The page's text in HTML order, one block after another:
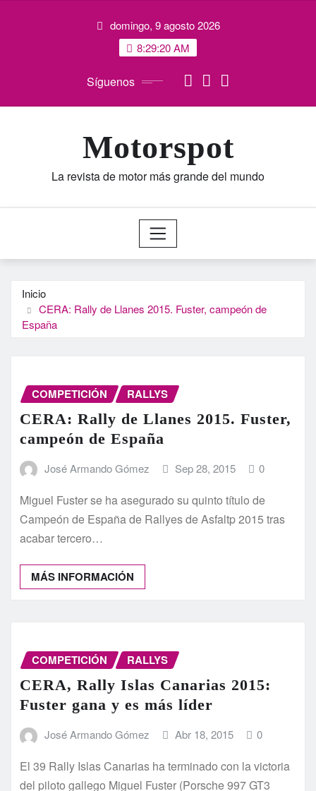
domingo, 9 agosto 2026
8:29:21 AM
Síguenos
Motorspot
La revista de motor más grande del mundo
Inicio
CERA: Rally de Llanes 2015. Fuster, campeón de
España
COMPETICIÓN RALLYS
CERA: Rally de Llanes 2015. Fuster,
campeón de España
José Armando Gómez Sep 28, 2015 0
Miguel Fuster se ha asegurado su quinto título de
Campeón de España de Rallyes de Asfaltp 2015 tras
acabar tercero…
MÁS INFORMACIÓN
COMPETICIÓN RALLYS
CERA, Rally Islas Canarias 2015:
Fuster gana y es más líder
José Armando Gómez Abr 18, 2015 0
El 39 Rally Islas Canarias ha terminado con la victoria
del piloto gallego Miguel Fuster (Porsche 997 GT3